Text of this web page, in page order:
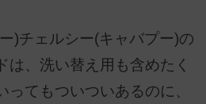
)チェルシー(キャバプー)の
は、洗い替え用も含めたく
ってもついついあるのに、